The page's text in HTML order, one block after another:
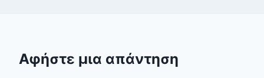
Αφήστε μια απάντηση